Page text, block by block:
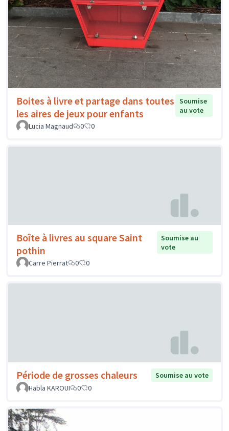
Boites à livre et partage dans toutes
les aires de jeux pour enfants
Soumise
au vote
Lucia Magnaud
0 0
Boîte à livres au square Saint
pothin
Soumise au
vote
Carre Pierrat
0 0
Période de grosses chaleurs
Soumise au vote
Habla KAROUI
0 0